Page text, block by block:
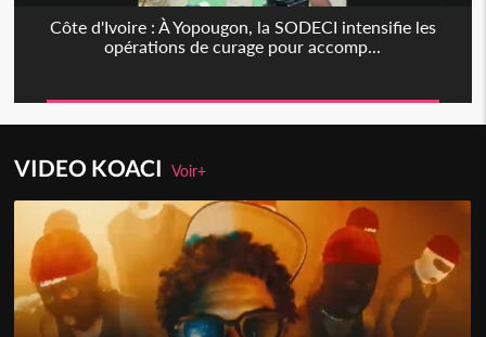
Côte d'Ivoire : À Yopougon, la SODECI intensifie les
opérations de curage pour accomp...
VIDEO KOACIVoir+